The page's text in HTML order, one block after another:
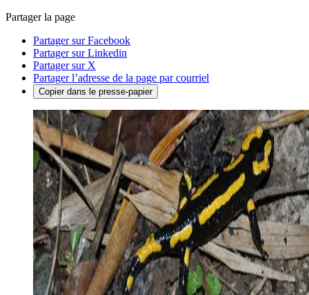
Partager la page
Partager sur Facebook
Partager sur Linkedin
Partager sur X
Partager l’adresse de la page par courriel
Copier dans le presse-papier